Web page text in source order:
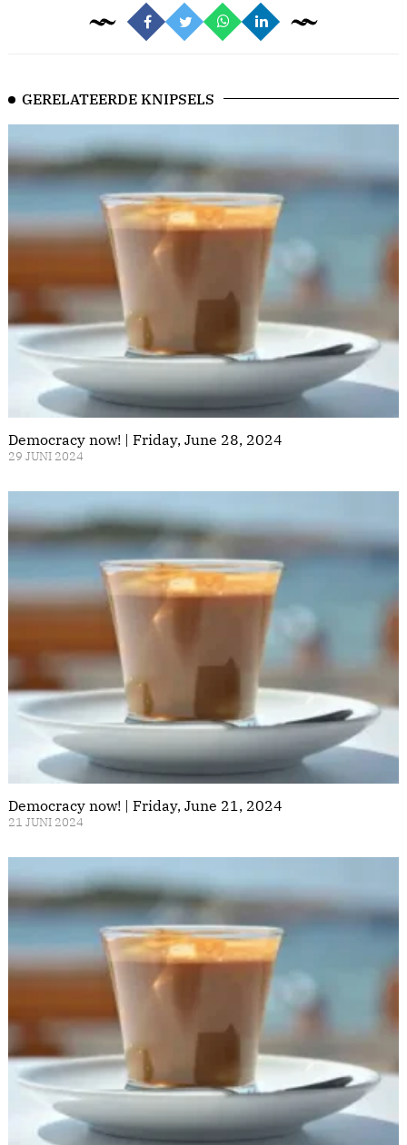
GERELATEERDE KNIPSELS
Democracy now! | Friday, June 28, 2024
29 JUNI 2024
Democracy now! | Friday, June 21, 2024
21 JUNI 2024